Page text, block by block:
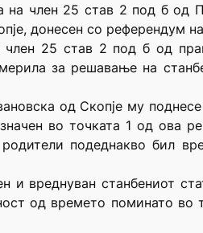
член 25 став 2 под б од
донесен со референдум
25 став 2 под б од
за решавање на
од Скопје му
во точката 1 од ова
подеднакво бил
и вреднуван станбениот
од времето поминато во